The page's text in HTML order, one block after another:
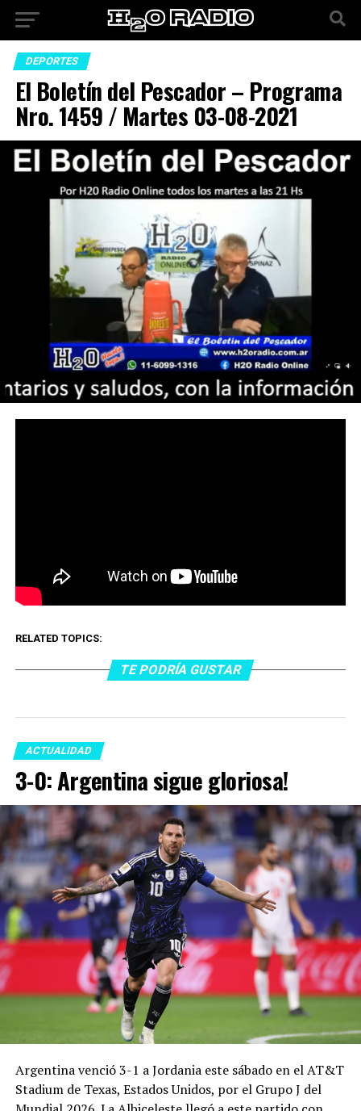
DEPORTES
El Boletín del Pescador – Programa
Nro. 1459 / Martes 03-08-2021
RELATED TOPICS:
TE PODRÍA GUSTAR
ACTUALIDAD
3-0: Argentina sigue gloriosa!
Argentina venció 3-1 a Jordania este sábado en el AT&T
Stadium de Texas, Estados Unidos, por el Grupo J del